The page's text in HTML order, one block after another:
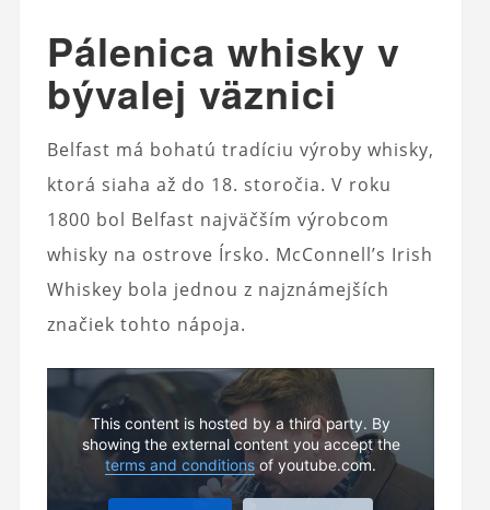
Pálenica whisky v
bývalej väznici
Belfast má bohatú tradíciu výroby whisky,
ktorá siaha až do 18. storočia. V roku
1800 bol Belfast najväčším výrobcom
whisky na ostrove Írsko. McConnell’s Irish
Whiskey bola jednou z najznámejších
značiek tohto nápoja.
This content is hosted by a third party. By
showing the external content you accept the
terms and conditions of youtube.com.